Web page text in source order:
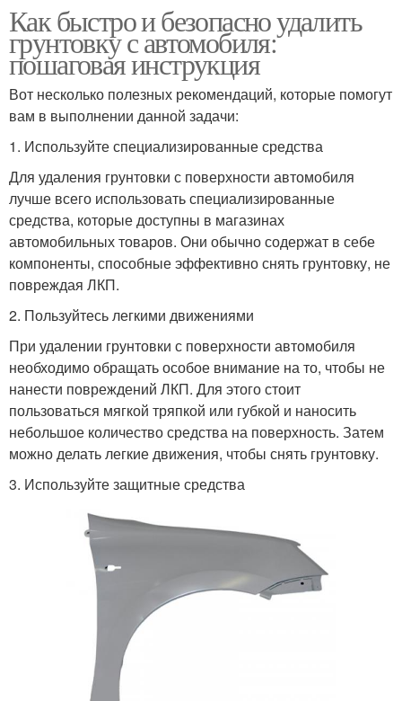
Как быстро и безопасно удалить
грунтовку с автомобиля:
пошаговая инструкция
Вот несколько полезных рекомендаций, которые помогут
вам в выполнении данной задачи:
1. Используйте специализированные средства
Для удаления грунтовки с поверхности автомобиля
лучше всего использовать специализированные
средства, которые доступны в магазинах
автомобильных товаров. Они обычно содержат в себе
компоненты, способные эффективно снять грунтовку, не
повреждая ЛКП.
2. Пользуйтесь легкими движениями
При удалении грунтовки с поверхности автомобиля
необходимо обращать особое внимание на то, чтобы не
нанести повреждений ЛКП. Для этого стоит
пользоваться мягкой тряпкой или губкой и наносить
небольшое количество средства на поверхность. Затем
можно делать легкие движения, чтобы снять грунтовку.
3. Используйте защитные средства